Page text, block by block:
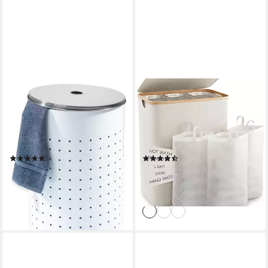
HOME4YOU
Wäschetonne
Wäschesammler, 37 Liter, H
54 cm, Weiß, Edelstahl, (1 St),
mit Deckel, Belüftungslöcher,
Ø 29 cm (5)
38,89 €
lieferbar - in 3-4 Werktagen bei dir
JUMPEAK
Wäschebox wäschekorb 3
fächer,wäschekorb mit deckel,
(5)
45,92 € UVP 62,99 €
-27%
lieferbar - in 6-8 Werktagen bei dir